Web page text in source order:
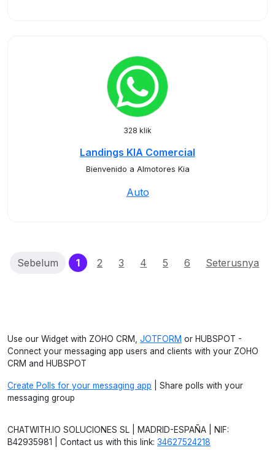
328 klik
Landings KIA Comercial
Bienvenido a Almotores Kia
Auto
Sebelum 1(current)
2 3 4 5 6 Seterusnya
Use our Widget with ZOHO CRM, JOTFORM or HUBSPOT -
Connect your messaging app users and clients with your ZOHO
CRM and HUBSPOT
Create Polls for your messaging app | Share polls with your
messaging group
CHATWITH.IO SOLUCIONES SL | MADRID-ESPAÑA | NIF:
B42935981 | Contact us with this link: 34627524218